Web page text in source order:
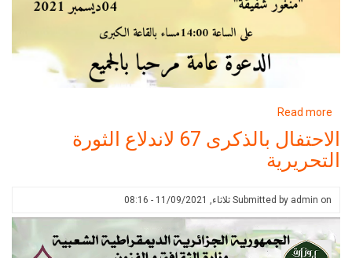
Read more
عرض
مسرحية
"باركينغ
من
آداء
ورشة
المسرح
الاحتفال بالذكرى 67 لاندلاع الثورة
التحريرية
Submitted by admin on ثلاثاء, 11/09/2021 - 08:16